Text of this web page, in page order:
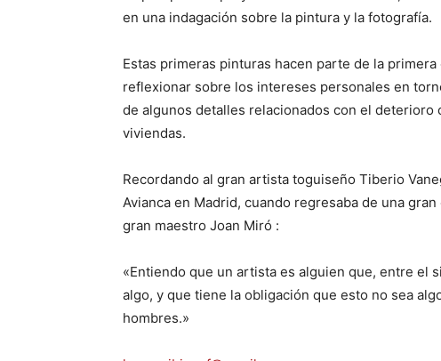
en una indagación sobre la pintura y la fotografía.
Estas primeras pinturas hacen parte de la
reflexionar sobre los intereses personales en
de algunos detalles relacionados con el deterioro
viviendas.
Recordando al gran artista toguiseño Tiberio
Avianca en Madrid, cuando regresaba de una
gran maestro Joan Miró :
«Entiendo que un artista es alguien que, entre el
algo, y que tiene la obligación que esto no sea
hombres.»